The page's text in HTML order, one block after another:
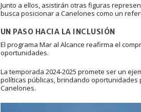
Junto a ellos, asistirán otras figuras
busca posicionar a Canelones como un
UN PASO HACIA LA INCLUSIÓN
El programa Mar al Alcance reafirma el
oportunidades.
La temporada 2024-2025 promete ser un
políticas públicas, brindando
Canelones.